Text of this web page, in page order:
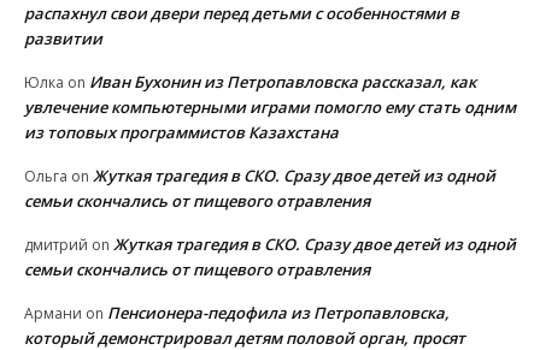
распахнул свои двери перед детьми с особенностями в
развитии
Юлка on Иван Бухонин из Петропавловска рассказал, как
увлечение компьютерными играми помогло ему стать одним
из топовых программистов Казахстана
Ольга on Жуткая трагедия в СКО. Сразу двое детей из одной
семьи скончались от пищевого отравления
дмитрий on Жуткая трагедия в СКО. Сразу двое детей из одной
семьи скончались от пищевого отравления
Армани on Пенсионера-педофила из Петропавловска,
который демонстрировал детям половой орган, просят